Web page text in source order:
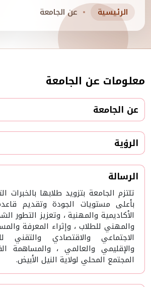
الرئيسية عن الجامعة
معلومات عن الجامعة
عن الجامعة
الرؤية
الرسالة
تلتزم الجامعة بتزويد طلابها بالخبرات
بأعلى مستويات الجودة وتقديم
الأكاديمية والمهنية ، وتعزيز التطور
والمهني للطلاب ، وإثراء المعرفة
الاجتماعي والاقتصادي والتقني
والإقليمي والعالمي ، والمساهمة
المجتمع المحلي لولاية النيل الأبيض.